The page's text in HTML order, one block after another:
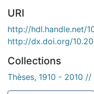
URI
http://hdl.handle.net/
http://dx.doi.org/
Collections
Thèses, 1910 - 2010 //